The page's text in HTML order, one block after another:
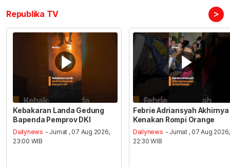
Republika TV >
Kebakaran Landa Gedung
Bapenda Pemprov DKI
Dailynews - Jumat , 07 Aug 2026,
23:00 WIB
Febrie Adriansyah Akhirnya
Kenakan Rompi Orange
Dailynews - Jumat , 07 Aug 2026,
22:30 WIB